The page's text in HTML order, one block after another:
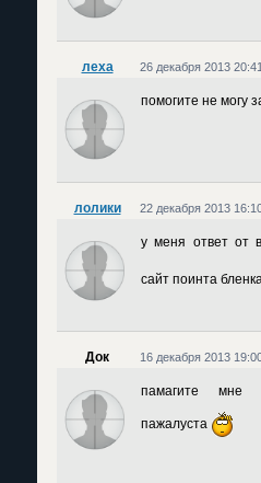
леха 26 декабря 2013 20:41
помогите не могу
лолики 22 декабря 2013
у меня ответ от
сайт поинта
Док 16 декабря 2013
памагите мне
пажалуста